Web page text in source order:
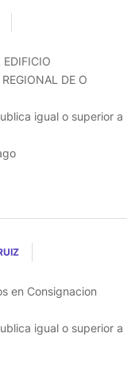
EDIFICIO
DE O
igual o superior a
en Consignacion
igual o superior a